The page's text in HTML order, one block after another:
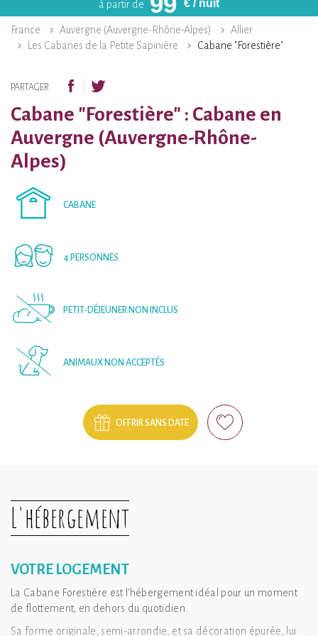
à partir de € / nuit
France Auvergne (Auvergne-Rhône-Alpes)
Allier
Les Cabanes de la Petite Sapinière
Cabane "Forestière"
PARTAGER
Cabane "Forestière" : Cabane en
Auvergne (Auvergne-Rhône-
Alpes)
CABANE
4 PERSONNES
PETIT-DÉJEUNER NON INCLUS
ANIMAUX NON ACCEPTÉS
OFFRIR SANS DATE
L'hébergement
VOTRE LOGEMENT
La Cabane Forestière est l’hébergement idéal pour un moment
de flottement, en dehors du quotidien.
Sa forme originale, semi-arrondie, et sa décoration épurée, lui